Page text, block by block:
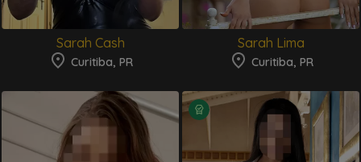
Sarah Cash
Curitiba, PR
Sarah Lima
Curitiba, PR